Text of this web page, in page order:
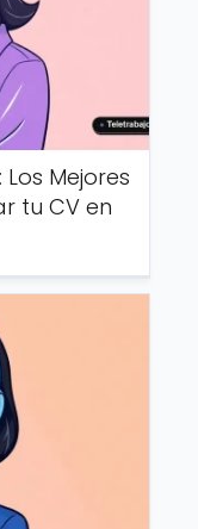
Mejores
tu CV en